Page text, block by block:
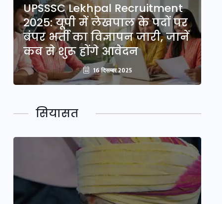
UPSSSC Lekhpal Recruitment
2025: यूपी में लेखपाल के पदों पर
बंपर भर्ती का विज्ञापन जारी, जानें
कब से शुरू होंगे आवेदन
16 दिसम्बर 2025
सियासत